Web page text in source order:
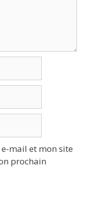
mail et mon site
prochain